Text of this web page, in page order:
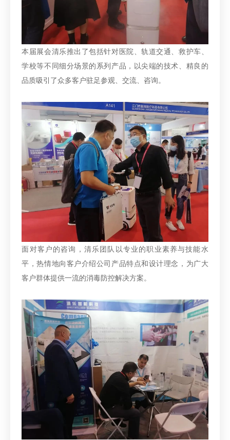
本届展会清乐推出了包括针对医院、轨道交通、救护车、
学校等不同细分场景的系列产品，以尖端的技术、精良的
品质吸引了众多客户驻足参观、交流、咨询。
面对客户的咨询，清乐团队以专业的职业素养与技能水
平，热情地向客户介绍公司产品特点和设计理念，为广大
客户群体提供一流的消毒防控解决方案。